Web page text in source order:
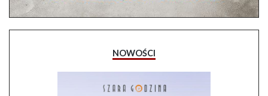
NOWOŚCI